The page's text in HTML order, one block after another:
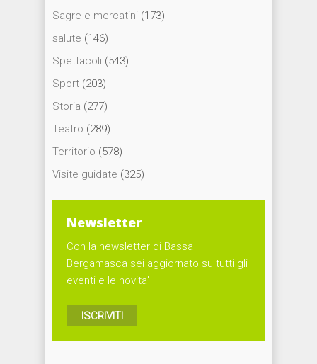
Sagre e mercatini (173)
salute (146)
Spettacoli (543)
Sport (203)
Storia (277)
Teatro (289)
Territorio (578)
Visite guidate (325)
Newsletter
Con la newsletter di Bassa
Bergamasca sei aggiornato su tutti gli
eventi e le novita'
ISCRIVITI